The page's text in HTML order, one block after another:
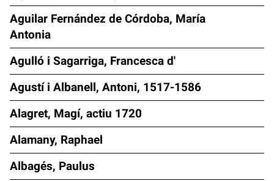
Aguilar Fernández de Córdoba, María
Antonia
Agulló i Sagarriga, Francesca d'
Agustí i Albanell, Antoni, 1517-1586
Alagret, Magí, actiu 1720
Alamany, Raphael
Albagés, Paulus